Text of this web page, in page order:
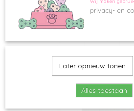
privacy- en
Later opnieuw tonen
Alles toestaan